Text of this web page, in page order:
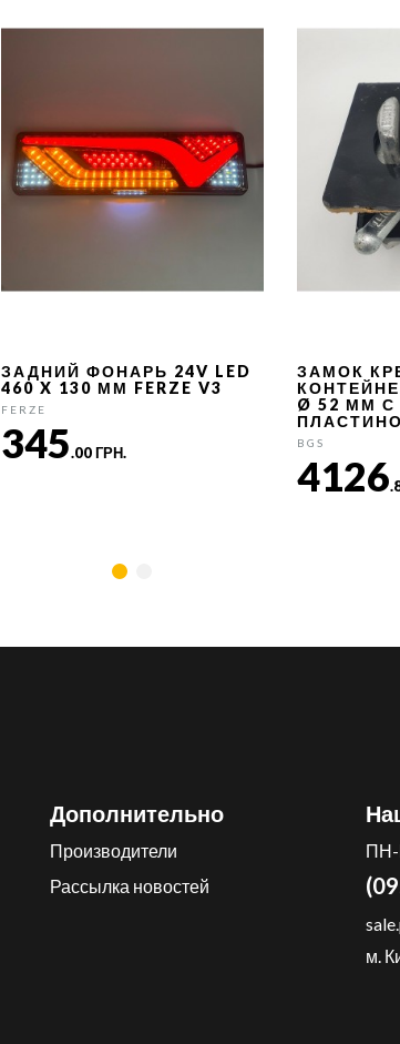
ЗАДНИЙ ФОНАРЬ 24V LED
460 X 130 ММ FERZE V3
FERZE
345.00 ГРН.
ЗАМОК
Ø 52 ММ С
BGS
4126
Дополнительно
Производители
Рассылка новостей
ПН-
м.